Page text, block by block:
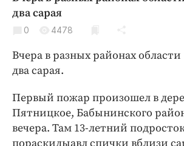
Авто и транспорт
Благоустройство
Культура
Образование
Общество
два сарая
0 4478
Вчера в разных районах
два сарая.
Первый пожар произошел в
Пятницкое, Бабынинского
вечера. Там 13-летний